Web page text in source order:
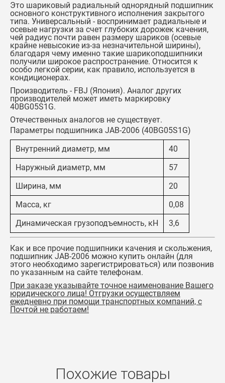
Это шариковый радиальный однорядный подшипник
основного конструктивного исполнения закрытого
типа. Универсальный - воспринимает радиальные и
осевые нагрузки за счет глубоких дорожек качения,
чей радиус почти равен размеру шариков (осевые
крайне невысокие из-за незначительной ширины),
благодаря чему именно такие шарикоподшипники
получили широкое распространение. Относится к
особо легкой серии, как правило, используется в
кондиционерах.
Производитель - FBJ (Япония). Аналог других
производителей может иметь маркировку
40BG05S1G.
Отечественных аналогов не существует.
Параметры подшипника JAB-2006 (40BG05S1G)
Внутренний диаметр, мм
40
Наружный диаметр, мм
57
Ширина, мм
20
Масса, кг
0,08
Динамическая грузоподъемность, кН
3,6
Как и все прочие подшипники качения и скольжения,
подшипник JAB-2006 можно купить онлайн (для
этого необходимо зарегистрироваться) или позвонив
по указанным на сайте телефонам.
При заказе указывайте точное наименование Вашего
юридического лица! Отгрузки осуществляем
ежедневно при помощи транспортных компаний, с
Почтой не работаем!
Похожие товары